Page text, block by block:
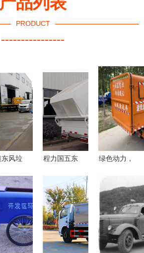
PRODUCT
----------------
东风垃
量与
的双重
考量
程力国五东
方米压缩式
垃圾车
2019车型
详解 报
价、图片与
绿色动力，
新能源垃圾
清运车与小
型垃圾车在
城市管理中
的应用与前